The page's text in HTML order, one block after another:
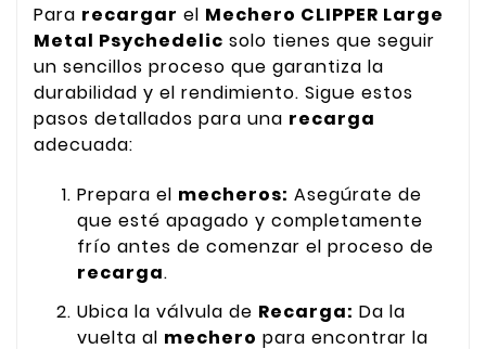
Para recargar el Mechero CLIPPER Large
Metal Psychedelic solo tienes que seguir
un sencillos proceso que garantiza la
durabilidad y el rendimiento. Sigue estos
pasos detallados para una recarga
adecuada:
Prepara el mecheros: Asegúrate de
que esté apagado y completamente
frío antes de comenzar el proceso de
recarga.
Ubica la válvula de Recarga: Da la
vuelta al mechero para encontrar la